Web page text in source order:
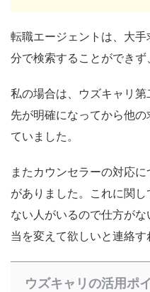
転職エージェントは、大
分で検索することができず
私の場合は、ウズキャリ
先が明確になってから他
ていました。
またカウンセラーの対応
がありました。これに関
ない人がいるので仕方が
当を変えて欲しいと連絡す
ウズキャリの活用ポ